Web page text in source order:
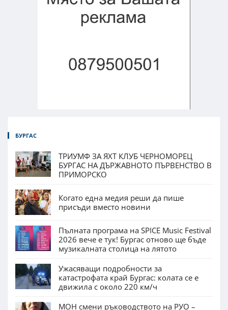
БУРГАС
ТРИУМФ ЗА ЯХТ КЛУБ ЧЕРНОМОРЕЦ
БУРГАС НА ДЪРЖАВНОТО ПЪРВЕНСТВО В
ПРИМОРСКО
Когато една медия реши да пише
присъди вместо новини
Пълната програма на SPICE Music Festival
2026 вече е тук! Бургас отново ще бъде
музикалната столица на лятото
Ужасяващи подробности за
катастрофата край Бургас: колата се е
движила с около 220 км/ч
МОН смени ръководството на РУО –